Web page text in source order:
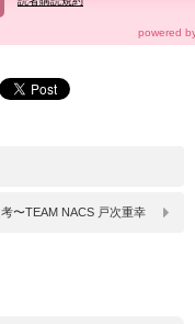
powered
〜TEAM NACS 戸次重幸